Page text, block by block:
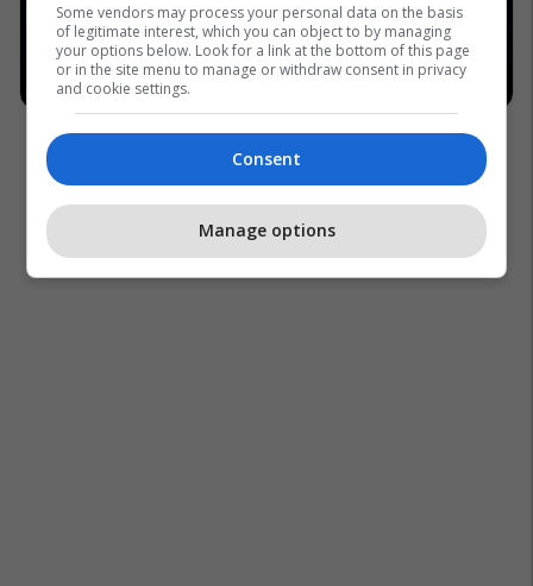
Some vendors may process your personal data on the basis
of legitimate interest, which you can object to by managing
your options below. Look for a link at the bottom of this page
or in the site menu to manage or withdraw consent in privacy
and cookie settings.
Consent
Manage options